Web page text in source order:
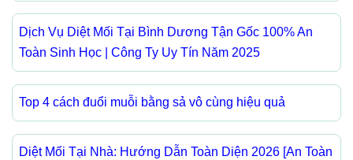
Dịch Vụ Diệt Mối Tại Bình Dương Tận Gốc 100% An
Toàn Sinh Học | Công Ty Uy Tín Năm 2025
Top 4 cách đuổi muỗi bằng sả vô cùng hiệu quả
Diệt Mối Tại Nhà: Hướng Dẫn Toàn Diện 2026 [An Toàn